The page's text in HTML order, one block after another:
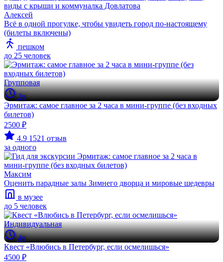
Алексей
Всё в одной прогулке, чтобы увидеть город по-настоящему
(билеты включены)
пешком
до 25 человек
Групповая
2ч
Эрмитаж: самое главное за 2 часа в мини-группе (без входных
билетов)
2500 ₽
4.9 1521 отзыв
за одного
Максим
Оценить парадные залы Зимнего дворца и мировые шедевры
в музее
до 5 человек
Индивидуальная
4ч
Квест «Влюбись в Петербург, если осмелишься»
4500 ₽